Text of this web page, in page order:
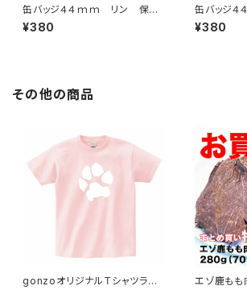
缶バッジ４４ｍｍ リン 保護
犬達の楽園バッジ【送料無料】
¥380
缶バッジ
犬達の楽園
¥380
その他の商品
gonzoオリジナルＴシャツライト
エゾ鹿もも